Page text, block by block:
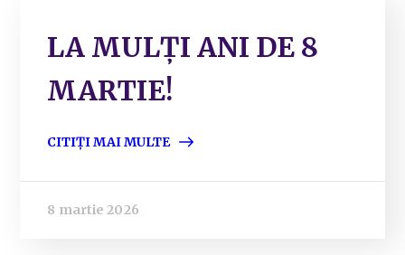
LA MULȚI ANI DE 8
MARTIE!
CITIȚI MAI MULTE
8 martie 2026